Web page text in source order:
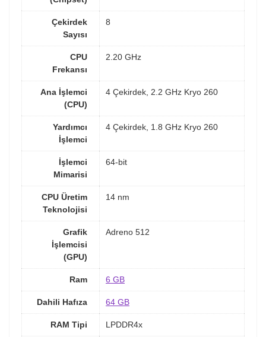
Çekirdek
Sayısı
8
CPU
Frekansı
2.20 GHz
Ana İşlemci
(CPU)
4 Çekirdek, 2.2 GHz Kryo 260
Yardımcı
İşlemci
4 Çekirdek, 1.8 GHz Kryo 260
İşlemci
Mimarisi
64-bit
CPU Üretim
Teknolojisi
14 nm
Grafik
İşlemcisi
(GPU)
Adreno 512
Ram 6 GB
Dahili Hafıza 64 GB
RAM Tipi LPDDR4x